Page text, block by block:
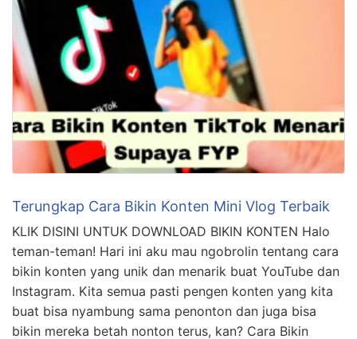
Terungkap Cara Bikin Konten Mini Vlog Terbaik
KLIK DISINI UNTUK DOWNLOAD BIKIN KONTEN Halo
teman-teman! Hari ini aku mau ngobrolin tentang cara
bikin konten yang unik dan menarik buat YouTube dan
Instagram. Kita semua pasti pengen konten yang kita
buat bisa nyambung sama penonton dan juga bisa
bikin mereka betah nonton terus, kan? Cara Bikin